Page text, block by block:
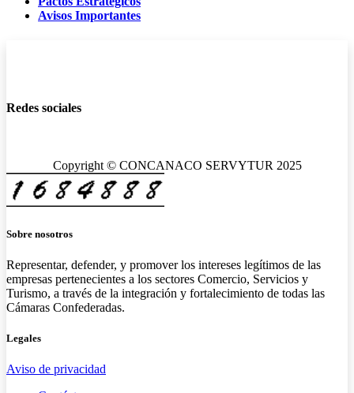
Avisos Importantes
Redes sociales
Copyright © CONCANACO SERVYTUR 2025
Sobre nosotros
Representar, defender, y promover los intereses legítimos de las
empresas pertenecientes a los sectores Comercio, Servicios y
Turismo, a través de la integración y fortalecimiento de todas las
Cámaras Confederadas.
Legales
Aviso de privacidad